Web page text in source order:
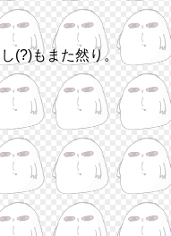
(?)もまた然り。